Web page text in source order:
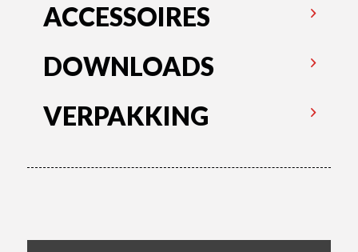
ACCESSOIRES
DOWNLOADS
VERPAKKING